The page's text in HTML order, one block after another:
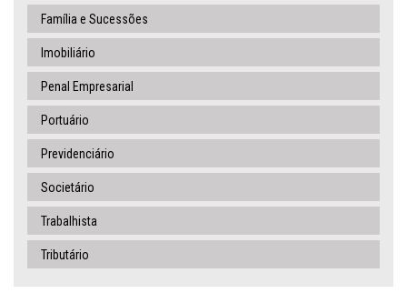
Família e Sucessões
Imobiliário
Penal Empresarial
Portuário
Previdenciário
Societário
Trabalhista
Tributário